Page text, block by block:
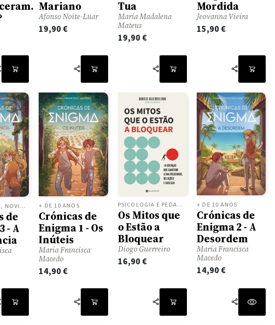
Mariano
Afonso Noite-Luar
19,90€
Tua
Maria Madalena
Mateus
19,90 €
Mordida
Jeovanna Vieira
15,90 €
+ DE 10 ANOS, NOVIDADES
de
- A
+ DE 10 ANOS
Crónicas de
Enigma 1 - Os
Inúteis
Maria Francisca
Macedo
14,90€
PSICOLOGIA E PEDAGOGIA
Os Mitos que
o Estão a
Bloquear
Diogo Guerreiro
16,90 €
+ DE 10 ANOS
Crónicas de
Enigma 2 - A
Desordem
Maria Francisca
Macedo
14,90 €